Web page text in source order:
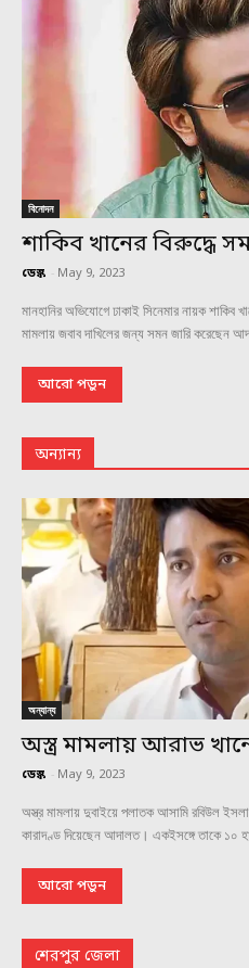
বিনোদন
শাকিব খানের বিরুদ্ধে
ডেস্ক - May 9, 2023
মানহানির অভিযোগে ঢাকাই সিনেমার নায়ক শাকিব
মামলায় জবাব দাখিলের জন্য সমন জারি করেছেন
আরো পড়ুন
অন্যান্য
অন্যান্য
অস্ত্র মামলায় আরাভ
ডেস্ক - May 9, 2023
অস্ত্র মামলায় দুবাইয়ে পলাতক আসামি রবিউল
কারাদণ্ড দিয়েছেন আদালত। একইসঙ্গে তাকে ১০
আরো পড়ুন
শেরপুর জেলা